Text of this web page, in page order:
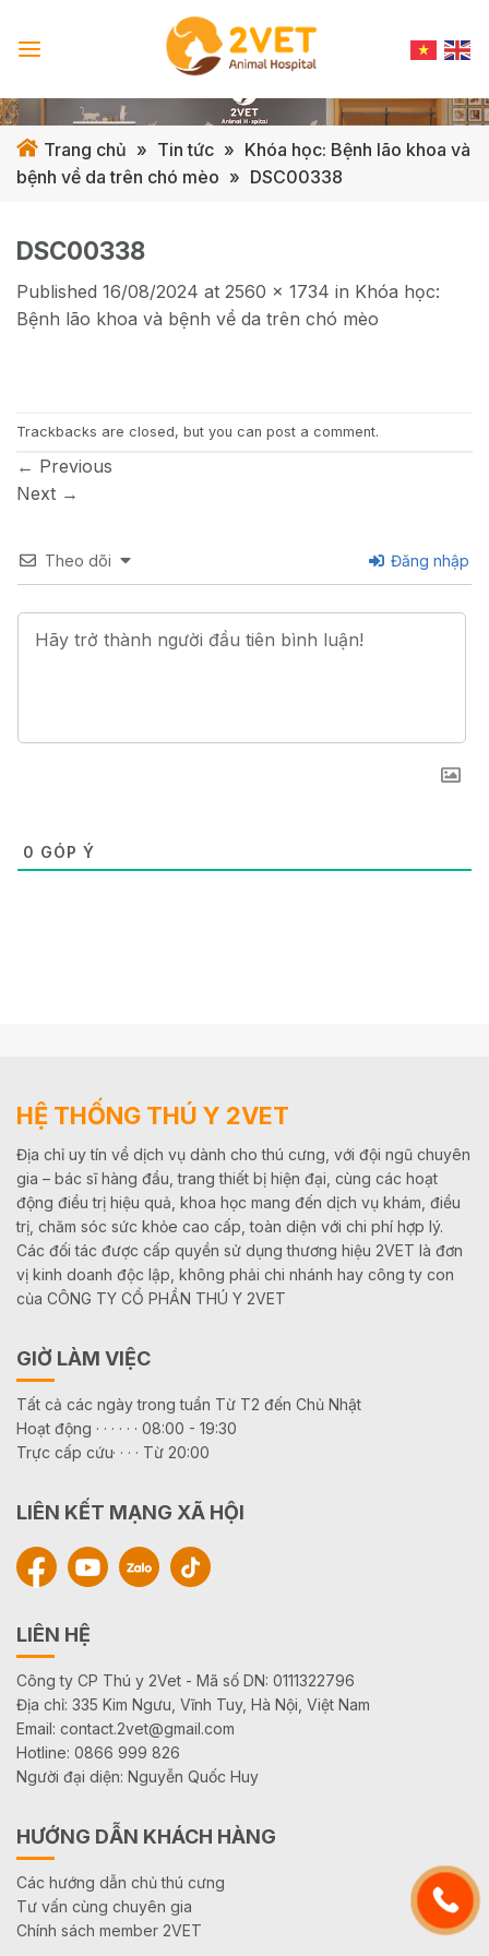
Trang chủ » Tin tức » Khóa học: Bệnh lão khoa và
bệnh về da trên chó mèo » DSC00338
DSC00338
Published 16/08/2024 at 2560 × 1734 in Khóa học:
Bệnh lão khoa và bệnh về da trên chó mèo
Trackbacks are closed, but you can post a comment.
← Previous
Next →
Theo dõi Đăng nhập
0 GÓP Ý
HỆ THỐNG THÚ Y 2VET
Địa chỉ uy tín về dịch vụ dành cho thú cưng, với đội ngũ chuyên
gia – bác sĩ hàng đầu, trang thiết bị hiện đại, cùng các hoạt
động điều trị hiệu quả, khoa học mang đến dịch vụ khám, điều
trị, chăm sóc sức khỏe cao cấp, toàn diện với chi phí hợp lý.
Các đối tác được cấp quyền sử dụng thương hiệu 2VET là đơn
vị kinh doanh độc lập, không phải chi nhánh hay công ty con
của CÔNG TY CỔ PHẦN THÚ Y 2VET
GIỜ LÀM VIỆC
Tất cả các ngày trong tuần Từ T2 đến Chủ Nhật
Hoạt động · · · · · · 08:00 - 19:30
Trực cấp cứu· · · · Từ 20:00
LIÊN KẾT MẠNG XÃ HỘI
LIÊN HỆ
Công ty CP Thú y 2Vet - Mã số DN: 0111322796
Địa chỉ: 335 Kim Ngưu, Vĩnh Tuy, Hà Nội, Việt Nam
Email: contact.2vet@gmail.com
Hotline: 0866 999 826
Người đại diện: Nguyễn Quốc Huy
HƯỚNG DẪN KHÁCH HÀNG
Các hướng dẫn chủ thú cưng
Tư vấn cùng chuyên gia
Chính sách member 2VET